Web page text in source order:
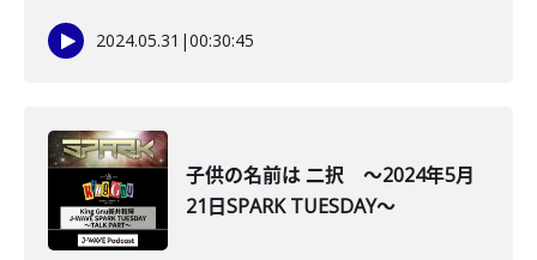
2024.05.31 |00:30:45
子供の名前は 二択 ～2024年5月
21日SPARK TUESDAY～